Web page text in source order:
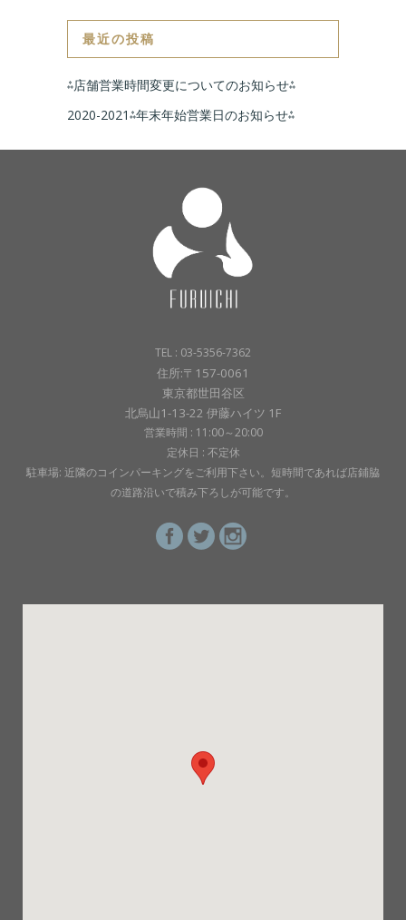
最近の投稿
⁂店舗営業時間変更についてのお知らせ⁂
2020-2021⁂年末年始営業日のお知らせ⁂
TEL : 03-5356-7362
住所:〒157-0061
東京都世田谷区
北烏山1-13-22 伊藤ハイツ 1F
営業時間 : 11:00～20:00
定休日 : 不定休
駐車場: 近隣のコインパーキングをご利用下さい。短時間であれば店鋪脇
の道路沿いで積み下ろしが可能です。